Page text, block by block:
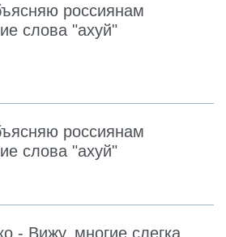
россиянам
слова "ахуй"
россиянам
слова "ахуй"
- Вижу, многие слегка